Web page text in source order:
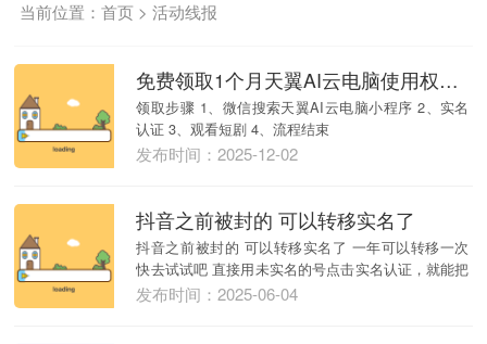
当前位置：首页 >活动线报
免费领取1个月天翼AI云电脑使用权及短剧权益
领取步骤 1、微信搜索天翼AI云电脑小程序 2、实名
认证 3、观看短剧 4、流程结束
发布时间：2025-12-02
抖音之前被封的 可以转移实名了
抖音之前被封的 可以转移实名了 一年可以转移一次
快去试试吧 直接用未实名的号点击实名认证，就能把
之...
发布时间：2025-06-04